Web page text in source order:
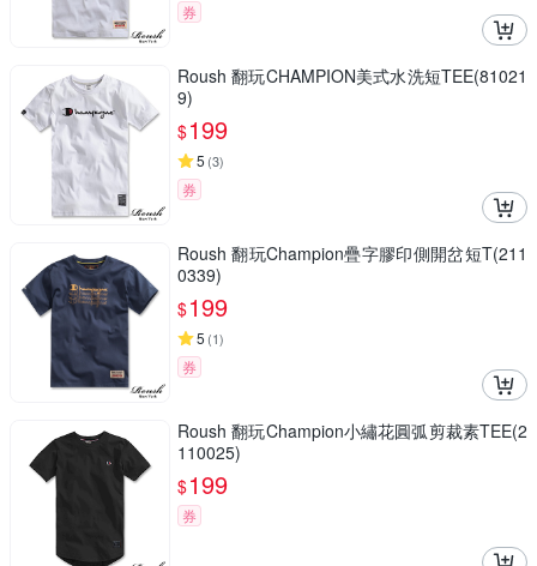
券
Roush 翻玩CHAMPION美式水洗短TEE(81021
9)
$199
5 (3)
券
Roush 翻玩Champion疊字膠印側開岔短T(211
0339)
$199
5 (1)
券
Roush 翻玩Champion小繡花圓弧剪裁素TEE(2
110025)
$199
券